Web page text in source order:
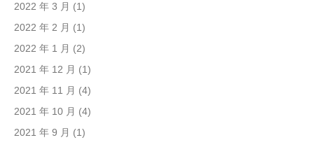
2022 年 3 月 (1)
2022 年 2 月 (1)
2022 年 1 月 (2)
2021 年 12 月 (1)
2021 年 11 月 (4)
2021 年 10 月 (4)
2021 年 9 月 (1)